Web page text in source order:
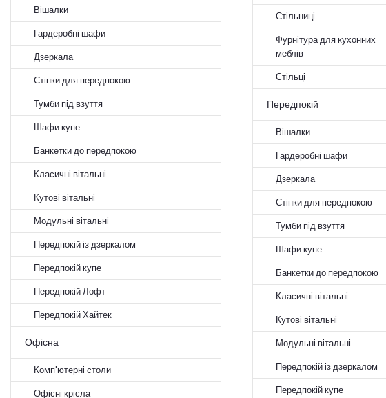
Вішалки
Гардеробні шафи
Дзеркала
Стінки для передпокою
Тумби під взуття
Шафи купе
Банкетки до передпокою
Класичні вітальні
Кутові вітальні
Модульні вітальні
Передпокій із дзеркалом
Передпокій купе
Передпокій Лофт
Передпокій Хайтек
Офісна
Комп'ютерні столи
Офісні крісла
Стільниці
Фурнітура для кухонних
меблів
Стільці
Передпокій
Вішалки
Гардеробні шафи
Дзеркала
Стінки для передпокою
Тумби під взуття
Шафи купе
Банкетки до передпокою
Класичні вітальні
Кутові вітальні
Модульні вітальні
Передпокій із дзеркалом
Передпокій купе